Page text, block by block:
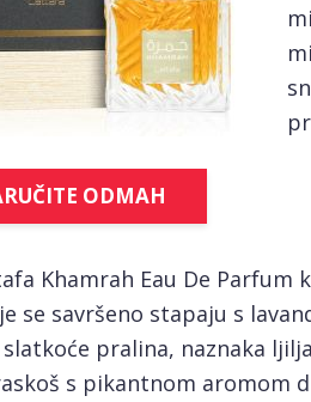
ODMAH
Khamrah Eau De Parfum
se savršeno stapaju s
pralina, naznaka
s pikantnom aromom